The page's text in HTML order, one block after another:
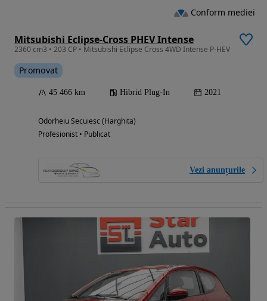
Mitsubishi Eclipse-Cross PHEV Intense
2360 cm3 • 203 CP • Mitsubishi Eclipse Cross 4WD Intense P-HEV
Promovat
45 466 km Hibrid Plug-In 2021
Odorheiu Secuiesc (Harghita)
Profesionist • Publicat
Vezi anunțurile
Conform mediei